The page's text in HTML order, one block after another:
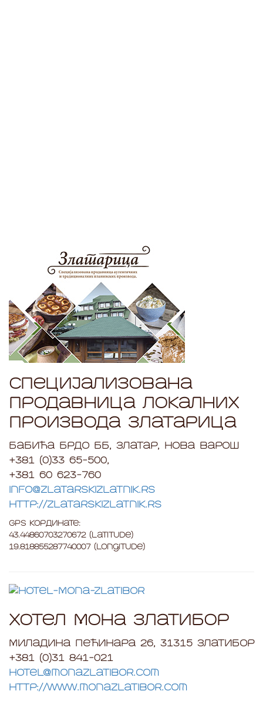
Специјализована
продавница локалних
производа Златарица
Бабића брдо бб, Златар, Нова Варош
+381 (0)33 65-500,
+381 60 623-760
info@zlatarskizlatnik.rs
http://zlatarskizlatnik.rs
GPS Кординате:
43.44860703270672 (Latitude)
19.818855287740007 (Longitude)
Хотел Мона Златибор
Миладина Пећинара 26, 31315 Златибор
+381 (0)31 841-021
hotel@monazlatibor.com
http://www.monazlatibor.com